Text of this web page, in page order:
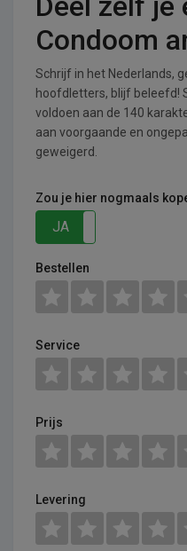
Condoom
Schrijf in het Nederlands,
hoofdletters, blijf beleefd!
voldoen aan de 140
aan voorgaande en
geweigerd.
Zou je hier nogmaals
JA
Bestellen
Service
Prijs
Levering